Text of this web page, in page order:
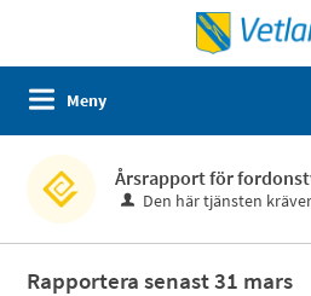
Meny
Årsrapport för
Den här tjänsten
Rapportera senast 31 mars